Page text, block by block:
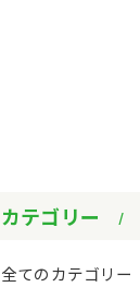
カテゴリー
全てのカテゴリー